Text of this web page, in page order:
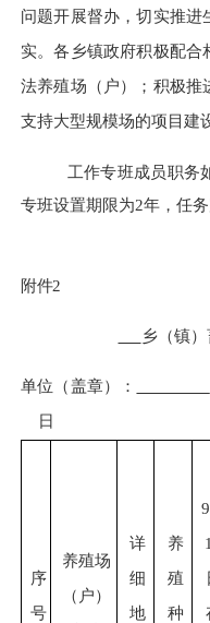
问题开展督办，切实推进
实。各乡镇政府积极配合
法养殖场（户）；积极推
支持大型规模场的项目建
工作专班成员职务
专班设置期限为2年，任
附件2
乡（镇）
单位（盖章）：
日
序
号
养殖场
（户）
详
细
地
养
殖
种